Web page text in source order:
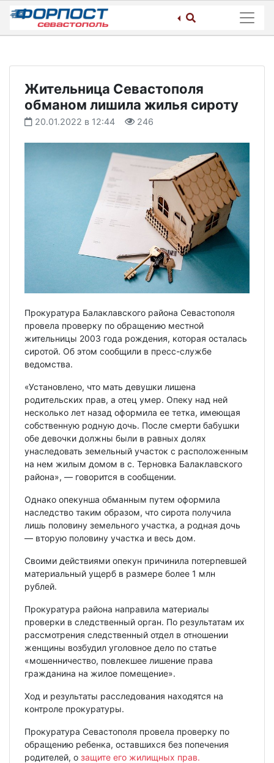
Skip
content
Жительница Севастополя
обманом лишила жилья сироту
20.01.2022 в 12:44 246
Прокуратура Балаклавского района Севастополя
провела проверку по обращению местной
жительницы 2003 года рождения, которая осталась
сиротой. Об этом сообщили в пресс-службе
ведомства.
«Установлено, что мать девушки лишена
родительских прав, а отец умер. Опеку над ней
несколько лет назад оформила ее тетка, имеющая
собственную родную дочь. После смерти бабушки
обе девочки должны были в равных долях
унаследовать земельный участок с расположенным
на нем жилым домом в с. Терновка Балаклавского
района», — говорится в сообщении.
Однако опекунша обманным путем оформила
наследство таким образом, что сирота получила
лишь половину земельного участка, а родная дочь
— вторую половину участка и весь дом.
Своими действиями опекун причинила потерпевшей
материальный ущерб в размере более 1 млн
рублей.
Прокуратура района направила материалы
проверки в следственный орган. По результатам их
рассмотрения следственный отдел в отношении
женщины возбудил уголовное дело по статье
«мошенничество, повлекшее лишение права
гражданина на жилое помещение».
Ход и результаты расследования находятся на
контроле прокуратуры.
Прокуратура Севастополя провела проверку по
обращению ребенка, оставшихся без попечения
родителей, о защите его жилищных прав.